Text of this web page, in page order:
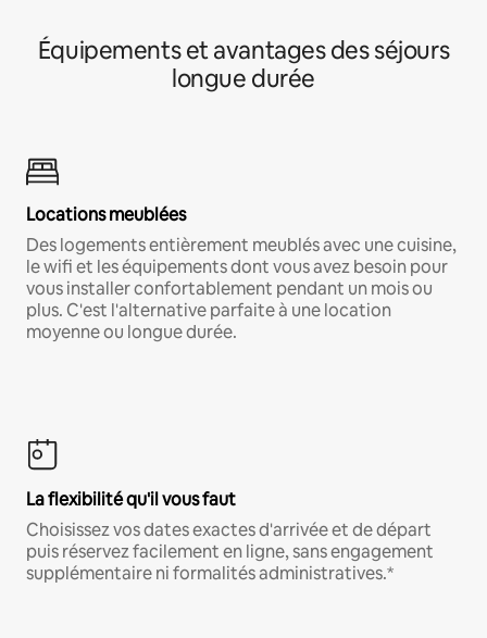
Équipements et avantages des séjours
longue durée
Locations meublées
Des logements entièrement meublés avec une cuisine,
le wifi et les équipements dont vous avez besoin pour
vous installer confortablement pendant un mois ou
plus. C'est l'alternative parfaite à une location
moyenne ou longue durée.
La flexibilité qu'il vous faut
Choisissez vos dates exactes d'arrivée et de départ
puis réservez facilement en ligne, sans engagement
supplémentaire ni formalités administratives.*